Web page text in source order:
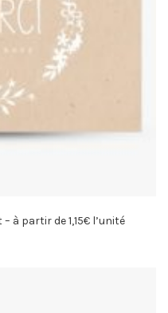
à partir de 1,15€ l’unité